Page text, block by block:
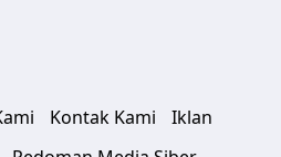
Kontak Kami
Iklan